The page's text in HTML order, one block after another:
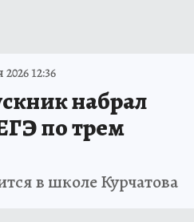
12:36
набрал
по трем
в школе Курчатова